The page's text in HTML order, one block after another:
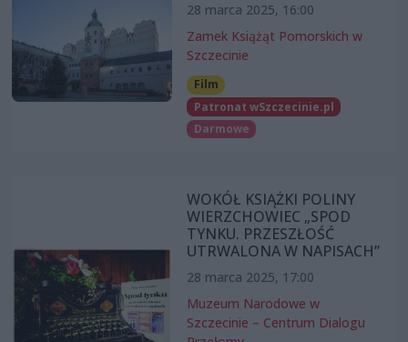
28 marca 2025, 16:00
Zamek Książąt Pomorskich w
Szczecinie
Film
Patronat wSzczecinie.pl
Darmowe
WOKÓŁ KSIĄŻKI POLINY
WIERZCHOWIEC „SPOD
TYNKU. PRZESZŁOŚĆ
UTRWALONA W NAPISACH”
28 marca 2025, 17:00
Muzeum Narodowe w
Szczecinie – Centrum Dialogu